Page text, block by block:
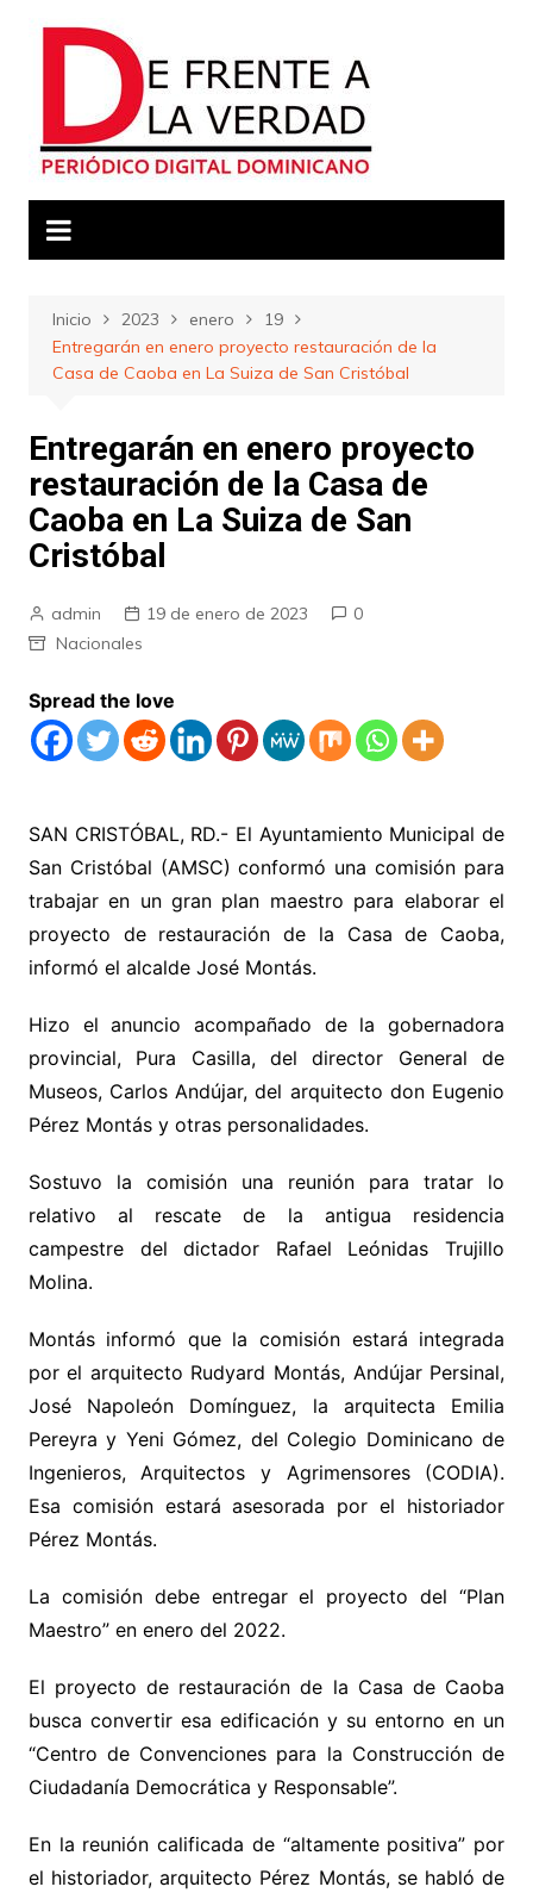
Inicio 2023 enero
19
Entregarán en enero proyecto restauración de la
Casa de Caoba en La Suiza de San Cristóbal
Entregarán en enero proyecto
restauración de la Casa de
Caoba en La Suiza de San
Cristóbal
admin 19 de enero de 2023
0
Nacionales
Spread the love
SAN CRISTÓBAL, RD.- El Ayuntamiento Municipal de
San Cristóbal (AMSC) conformó una comisión para
trabajar en un gran plan maestro para elaborar el
proyecto de restauración de la Casa de Caoba,
informó el alcalde José Montás.
Hizo el anuncio acompañado de la gobernadora
provincial, Pura Casilla, del director General de
Museos, Carlos Andújar, del arquitecto don Eugenio
Pérez Montás y otras personalidades.
Sostuvo la comisión una reunión para tratar lo
relativo al rescate de la antigua residencia
campestre del dictador Rafael Leónidas Trujillo
Molina.
Montás informó que la comisión estará integrada
por el arquitecto Rudyard Montás, Andújar Persinal,
José Napoleón Domínguez, la arquitecta Emilia
Pereyra y Yeni Gómez, del Colegio Dominicano de
Ingenieros, Arquitectos y Agrimensores (CODIA).
Esa comisión estará asesorada por el historiador
Pérez Montás.
La comisión debe entregar el proyecto del “Plan
Maestro” en enero del 2022.
El proyecto de restauración de la Casa de Caoba
busca convertir esa edificación y su entorno en un
“Centro de Convenciones para la Construcción de
Ciudadanía Democrática y Responsable”.
En la reunión calificada de “altamente positiva” por
el historiador, arquitecto Pérez Montás, se habló de